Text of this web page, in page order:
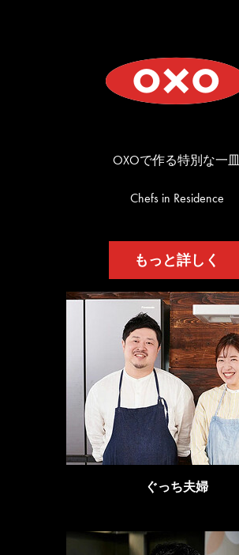
OXOで作る特別な一皿
Chefs in Residence
もっと詳しく
ぐっち夫婦